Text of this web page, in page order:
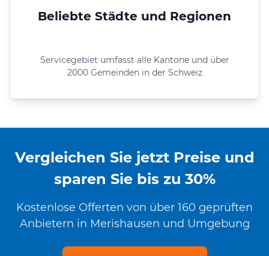
Beliebte Städte und Regionen
Servicegebiet umfasst alle Kantone und über
2000 Gemeinden in der Schweiz
Vergleichen Sie jetzt Preise und
sparen Sie bis zu 30%
Kostenlose Offerten von über 160 geprüften
Anbietern in Merishausen und Umgebung